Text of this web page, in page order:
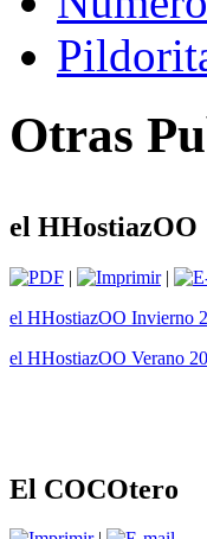
Otras
el HHostiazOO
|
|
el HHostiazOO Invierno
el HHostiazOO Verano
El COCOtero